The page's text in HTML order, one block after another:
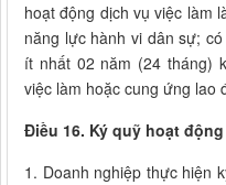
hoạt động dịch vụ việc làm
năng lực hành vi dân sự;
ít nhất 02 năm (24 tháng)
việc làm hoặc cung ứng lao
Điều 16. Ký quỹ hoạt
1. Doanh nghiệp thực hiện